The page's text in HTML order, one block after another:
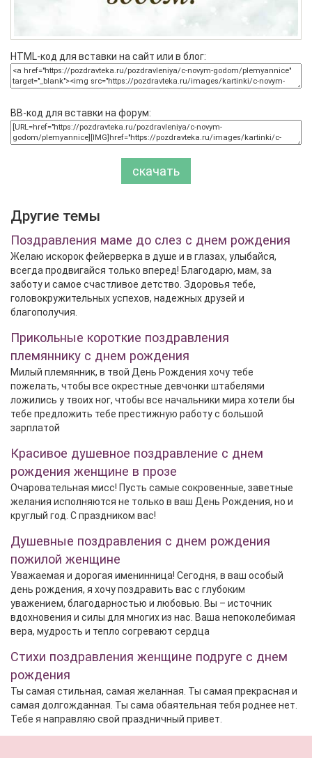
HTML-код для вставки на сайт или в блог:
BB-код для вставки на форум:
скачать
Другие темы
Поздравления маме до слез с днем рождения
Желаю искорок фейерверка в душе и в глазах, улыбайся,
всегда продвигайся только вперед! Благодарю, мам, за
заботу и самое счастливое детство. Здоровья тебе,
головокружительных успехов, надежных друзей и
благополучия.
Прикольные короткие поздравления
племяннику с днем рождения
Милый племянник, в твой День Рождения хочу тебе
пожелать, чтобы все окрестные девчонки штабелями
ложились у твоих ног, чтобы все начальники мира хотели бы
тебе предложить тебе престижную работу с большой
зарплатой
Красивое душевное поздравление с днем
рождения женщине в прозе
Очаровательная мисс! Пусть самые сокровенные, заветные
желания исполняются не только в ваш День Рождения, но и
круглый год. С праздником вас!
Душевные поздравления с днем рождения
пожилой женщине
Уважаемая и дорогая именинница! Сегодня, в ваш особый
день рождения, я хочу поздравить вас с глубоким
уважением, благодарностью и любовью. Вы – источник
вдохновения и силы для многих из нас. Ваша непоколебимая
вера, мудрость и тепло согревают сердца
Стихи поздравления женщине подруге с днем
рождения
Ты самая стильная, самая желанная. Ты самая прекрасная и
самая долгожданная. Ты сама обаятельная тебя роднее нет.
Тебе я направляю свой праздничный привет.